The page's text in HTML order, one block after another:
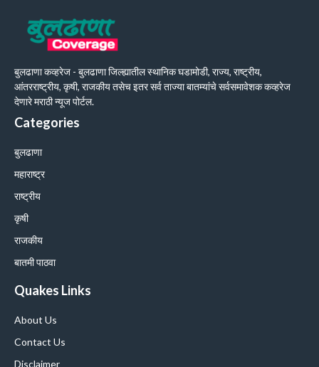
बुलढाणा कव्हरेज - बुलढाणा जिल्ह्यातील स्थानिक घडामोडी, राज्य, राष्ट्रीय,
आंतरराष्ट्रीय, कृषी, राजकीय तसेच इतर सर्व ताज्या बातम्यांचे सर्वसमावेशक कव्हरेज
देणारे मराठी न्यूज पोर्टल.
Categories
बुलढाणा
महाराष्ट्र
राष्ट्रीय
कृषी
राजकीय
बातमी पाठवा
Quakes Links
About Us
Contact Us
Disclaimer